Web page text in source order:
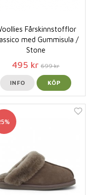
Fårskinnstofflor
med Gummisula /
Stone
495 kr 699 kr
INFO KÖP